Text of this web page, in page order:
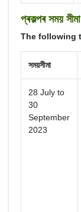
প্ৰকল্পৰ সময় সীমা
The following
সময়সীমা
28 July to
30
September
2023